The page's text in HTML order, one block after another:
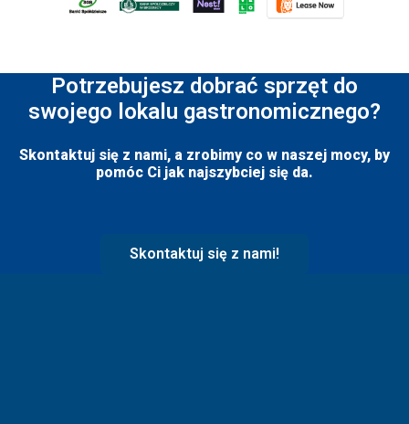
Potrzebujesz dobrać sprzęt do
swojego lokalu gastronomicznego?
Skontaktuj się z nami, a zrobimy co w naszej mocy, by
pomóc Ci jak najszybciej się da.
Skontaktuj się z nami!